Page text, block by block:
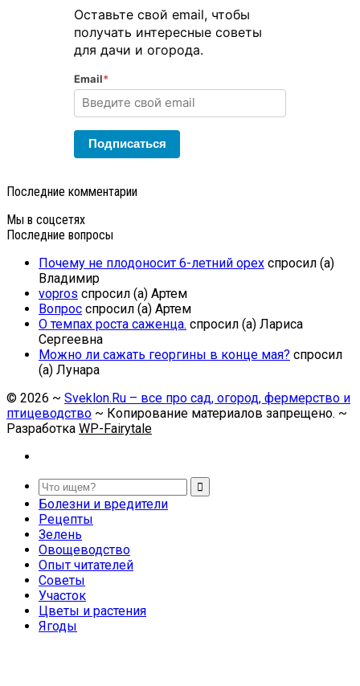
Оставьте свой email, чтобы
получать интересные советы
для дачи и огорода.
Email*
Подписаться
Последние комментарии
Мы в соцсетях
Последние вопросы
Почему не плодоносит 6-летний орех спросил (а)
Владимир
vopros спросил (а) Артем
Вопрос спросил (а) Артем
О темпах роста саженца. спросил (а) Лариса
Сергеевна
Можно ли сажать георгины в конце мая? спросил
(а) Лунара
© 2026 ~ Sveklon.Ru – все про сад, огород, фермерство и
птицеводство ~ Копирование материалов запрещено. ~
Разработка WP-Fairytale
Болезни и вредители
Рецепты
Зелень
Овощеводство
Опыт читателей
Советы
Участок
Цветы и растения
Ягоды